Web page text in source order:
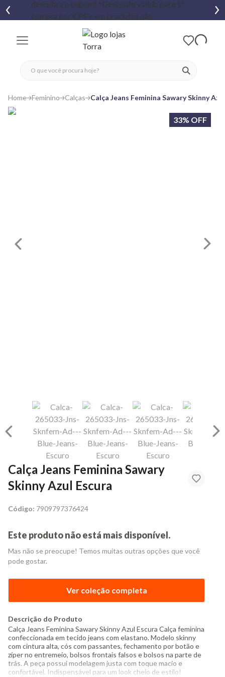
ver
fechar menu
fechar menu
favoritos
Home Feminino Calças Calça Jeans Feminina Sawary Skinny
33% OFF
Calça Jeans Feminina Sawary
Skinny Azul Escura
Código: 7909797376424
Este produto não está mais disponível.
Mas não se preocupe! Temos muitas outras opções que você
pode gostar.
Ver coleção completa
Descrição do Produto
Calça Jeans Feminina Sawary Skinny Azul Escura Calça feminina
confeccionada em tecido jeans com elastano. Modelo skinny
com cintura alta, cós com passantes, fechamento por botão e
zíper no entremeio, bolsos frontais falsos e bolsos na parte de
trás. A peça possui modelagem justa com toque macio e
confortável. Indispensável para um look cheio de estilo!